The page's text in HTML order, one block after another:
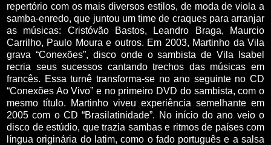
repertório com os mais diversos estilos, de moda de viola a
samba-enredo, que juntou um time de craques para arranjar
as músicas: Cristóvão Bastos, Leandro Braga, Maurcio
Carrilho, Paulo Moura e outros. Em 2003, Martinho da Vila
grava “Conexões”, disco onde o sambista de Vila Isabel
recria seus sucessos cantando trechos das músicas em
francês. Essa turnê transforma-se no ano seguinte no CD
“Conexões Ao Vivo” e no primeiro DVD do sambista, com o
mesmo título. Martinho viveu experiência semelhante em
2005 com o CD “Brasilatinidade”. No início do ano veio o
disco de estúdio, que trazia sambas e ritmos de países com
língua originária do latim, como o fado português e a salsa